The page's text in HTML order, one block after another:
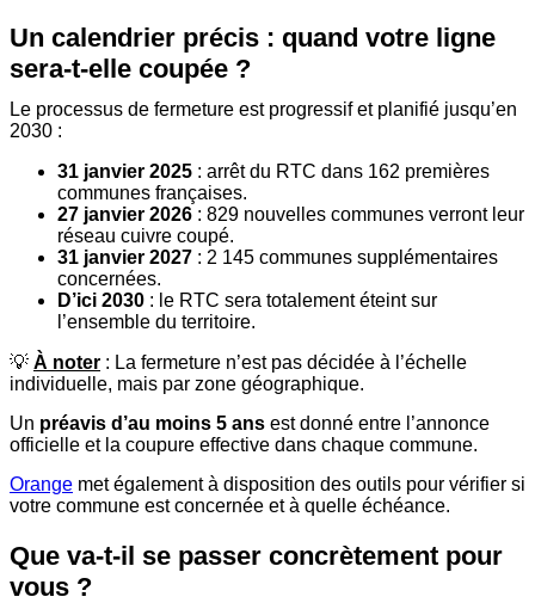
Un calendrier précis : quand votre ligne
sera-t-elle coupée ?
Le processus de fermeture est progressif et planifié jusqu’en
2030 :
31 janvier 2025 : arrêt du RTC dans 162 premières
communes françaises.
27 janvier 2026 : 829 nouvelles communes verront leur
réseau cuivre coupé.
31 janvier 2027 : 2 145 communes supplémentaires
concernées.
D’ici 2030 : le RTC sera totalement éteint sur
l’ensemble du territoire.
💡 À noter : La fermeture n’est pas décidée à l’échelle
individuelle, mais par zone géographique.
Un préavis d’au moins 5 ans est donné entre l’annonce
officielle et la coupure effective dans chaque commune.
Orange met également à disposition des outils pour vérifier si
votre commune est concernée et à quelle échéance.
Que va-t-il se passer concrètement pour
vous ?